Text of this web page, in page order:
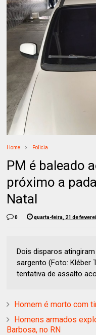
Home Policia
PM é baleado
próximo a
Natal
0 quarta-feira, 21 de
Dois disparos
sargento (Foto: Kléber
tentativa de assalto
Homem é morto com
Homens armados
Barbosa, no RN